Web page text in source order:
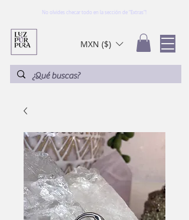
No olvides checar todo en la sección de "Extras"!
MXN ($)